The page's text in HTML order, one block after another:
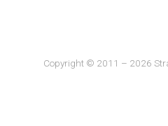
Copyright © 2011 – 2026